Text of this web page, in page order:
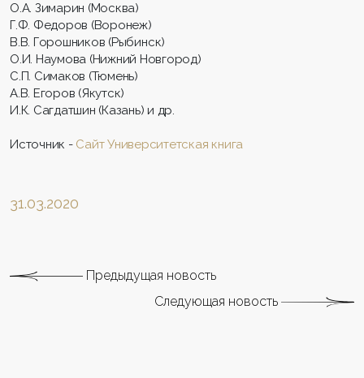
О.А. Зимарин (Москва)
Г.Ф. Федоров (Воронеж)
В.В. Горошников (Рыбинск)
О.И. Наумова (Нижний Новгород)
С.П. Симаков (Тюмень)
А.В. Егоров (Якутск)
И.К. Сагдатшин (Казань) и др.
Источник - Сайт Университетская книга
31.03.2020
Предыдущая новость
Следующая новость